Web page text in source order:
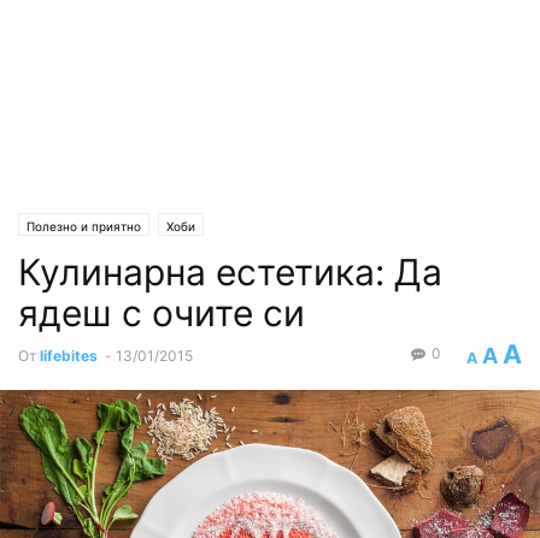
Полезно и приятно Хоби
Кулинарна естетика: Да
ядеш с очите си
От lifebites - 13/01/2015 A A A
0